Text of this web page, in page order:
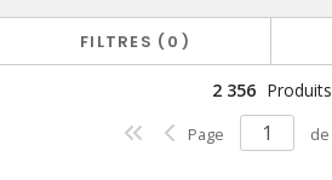
FILTRES 0
2 356 Produits
Page de